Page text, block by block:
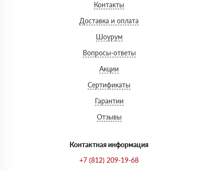
Контакты
Доставка и оплата
Шоурум
Вопросы-ответы
Акции
Сертификаты
Гарантии
Отзывы
Контактная информация
+7 (812) 209-19-68